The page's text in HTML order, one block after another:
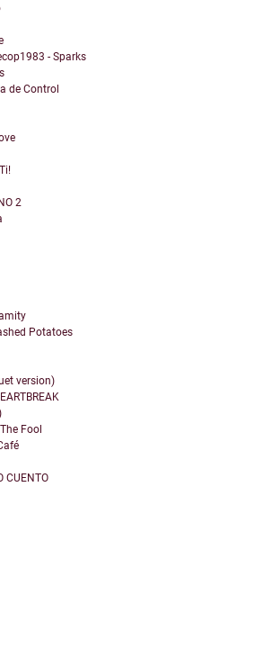
- Sparks
de Control
2
Potatoes
version)
Fool
CUENTO